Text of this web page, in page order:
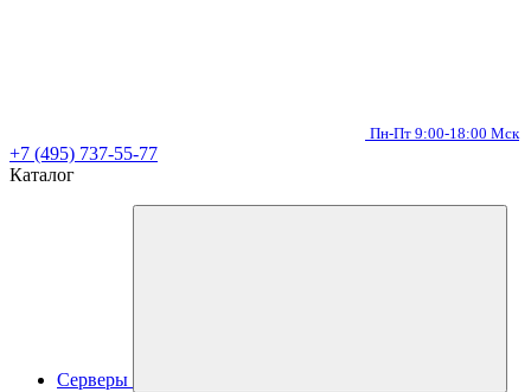
Пн-Пт 9:00-18:00 Мск
+7 (495) 737-55-77
Каталог
Серверы